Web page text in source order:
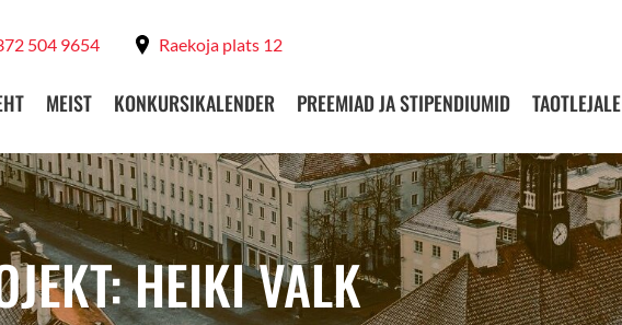
504 9654 Raekoja plats 12
MEIST KONKURSIKALENDER PREEMIAD JA STIPENDIUMID TAOTLEJALE
HEIKI VALK